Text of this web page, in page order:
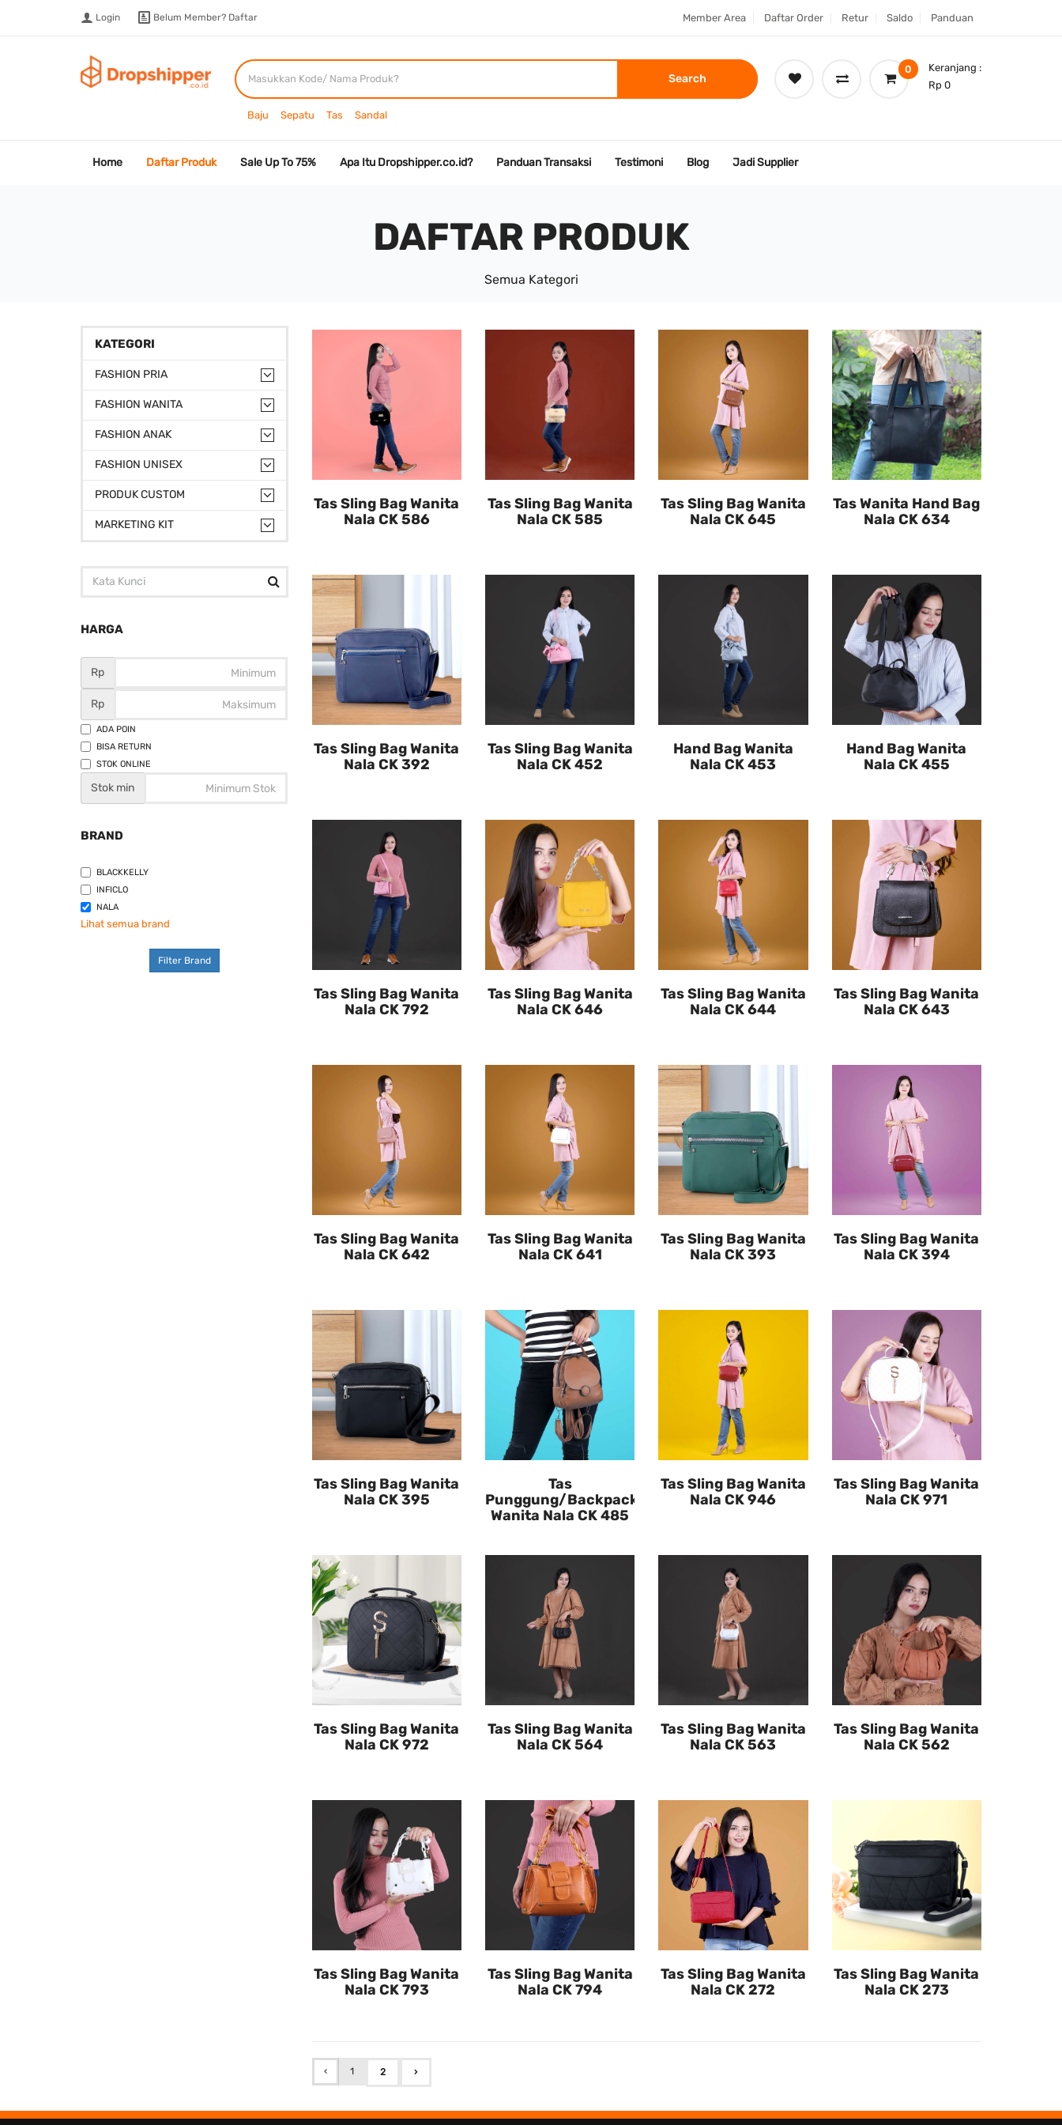
Login Belum Member? Daftar Member Area Daftar Order Retur Saldo Panduan
Search
Baju Sepatu Tas Sandal
0
Keranjang :
Rp 0
Home Daftar Produk Sale Up To 75% Apa Itu Dropshipper.co.id? Panduan Transaksi Testimoni Blog Jadi Supplier
DAFTAR PRODUK
Semua Kategori
KATEGORI
FASHION PRIA
FASHION WANITA
FASHION ANAK
FASHION UNISEX
PRODUK CUSTOM
MARKETING KIT
HARGA
Rp
Rp
ADA POIN
BISA RETURN
STOK ONLINE
Stok min
BRAND
BLACKKELLY
INFICLO
NALA
Lihat semua brand
Filter Brand
Tas Sling Bag Wanita
Nala CK 586
Tas Sling Bag Wanita
Nala CK 585
Tas Sling Bag Wanita
Nala CK 645
Tas Wanita Hand Bag
Nala CK 634
Tas Sling Bag Wanita
Nala CK 392
Tas Sling Bag Wanita
Nala CK 452
Hand Bag Wanita
Nala CK 453
Hand Bag Wanita
Nala CK 455
Tas Sling Bag Wanita
Nala CK 792
Tas Sling Bag Wanita
Nala CK 646
Tas Sling Bag Wanita
Nala CK 644
Tas Sling Bag Wanita
Nala CK 643
Tas Sling Bag Wanita
Nala CK 642
Tas Sling Bag Wanita
Nala CK 641
Tas Sling Bag Wanita
Nala CK 393
Tas Sling Bag Wanita
Nala CK 394
Tas Sling Bag Wanita
Nala CK 395
Tas
Punggung/Backpack
Wanita Nala CK 485
Tas Sling Bag Wanita
Nala CK 946
Tas Sling Bag Wanita
Nala CK 971
Tas Sling Bag Wanita
Nala CK 972
Tas Sling Bag Wanita
Nala CK 564
Tas Sling Bag Wanita
Nala CK 563
Tas Sling Bag Wanita
Nala CK 562
Tas Sling Bag Wanita
Nala CK 793
Tas Sling Bag Wanita
Nala CK 794
Tas Sling Bag Wanita
Nala CK 272
Tas Sling Bag Wanita
Nala CK 273
‹ 1 2 ›